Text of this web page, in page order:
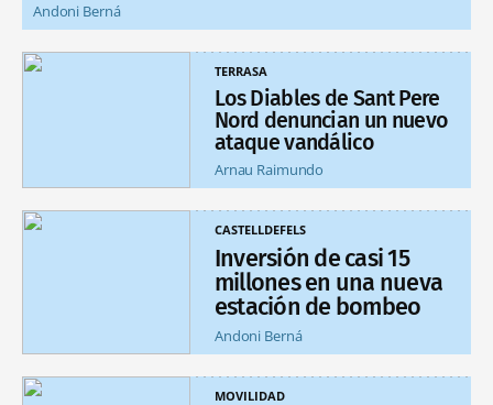
Andoni Berná
TERRASA
Los Diables de Sant Pere
Nord denuncian un nuevo
ataque vandálico
Arnau Raimundo
CASTELLDEFELS
Inversión de casi 15
millones en una nueva
estación de bombeo
Andoni Berná
MOVILIDAD